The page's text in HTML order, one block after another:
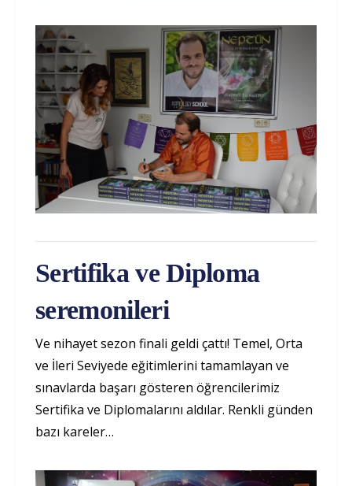
Sertifika ve Diploma
seremonileri
Ve nihayet sezon finali geldi çattı! Temel, Orta
ve İleri Seviyede eğitimlerini tamamlayan ve
sınavlarda başarı gösteren öğrencilerimiz
Sertifika ve Diplomalarını aldılar. Renkli günden
bazı kareler…